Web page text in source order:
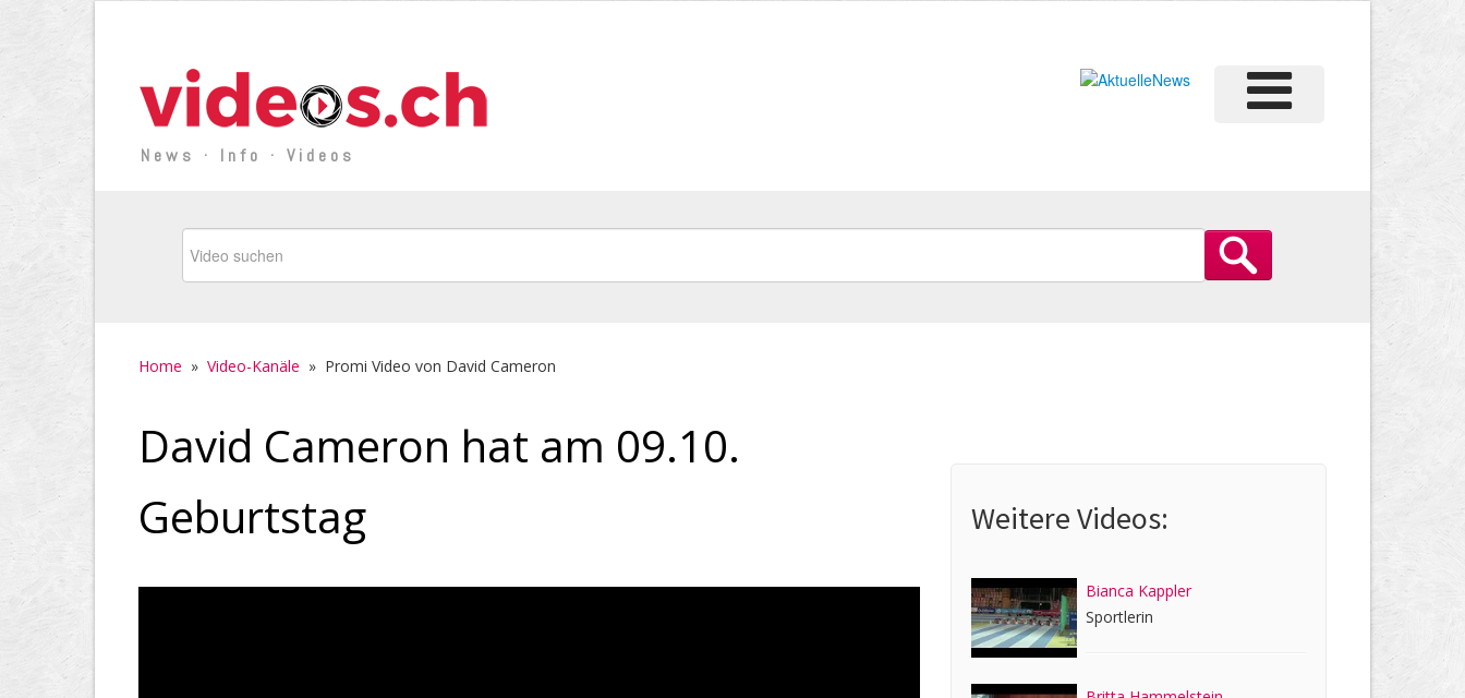
News · Info · Videos
Home » Video-Kanäle » Promi Video von David Cameron
David Cameron hat am 09.10.
Geburtstag
Weitere Videos:
Bianca Kappler
Sportlerin